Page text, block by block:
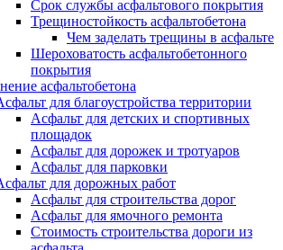
Срок службы асфальтового покрытия
Трещиностойкость асфальтобетона
Чем заделать трещины в асфальте
Шероховатость асфальтобетонного
покрытия
асфальтобетона
для благоустройства территории
Асфальт для детских и спортивных
площадок
Асфальт для дорожек и тротуаров
Асфальт для парковки
для дорожных работ
Асфальт для строительства дорог
Асфальт для ямочного ремонта
Стоимость строительства дороги из